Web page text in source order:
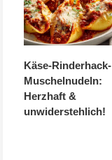
Käse-Rinderhack-
Muschelnudeln:
Herzhaft &
unwiderstehlich!